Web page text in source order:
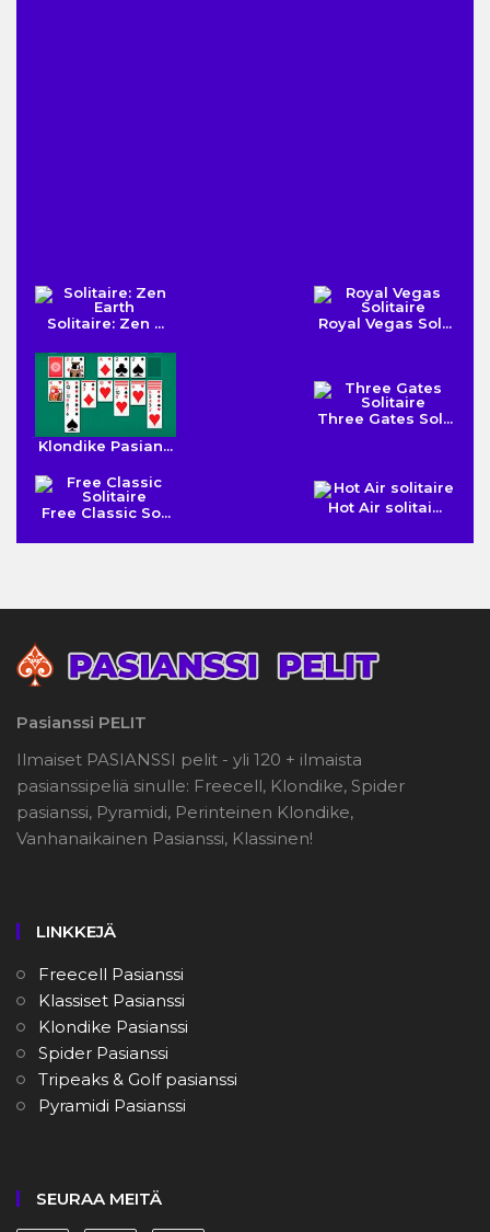
Solitaire: Zen ... Royal Vegas Sol...
Klondike Pasian...
Three Gates Sol...
Free Classic So... Hot Air solitai...
Pasianssi PELIT
Ilmaiset PASIANSSI pelit - yli 120 + ilmaista
pasianssipeliä sinulle: Freecell, Klondike, Spider
pasianssi, Pyramidi, Perinteinen Klondike,
Vanhanaikainen Pasianssi, Klassinen!
LINKKEJÄ
Freecell Pasianssi
Klassiset Pasianssi
Klondike Pasianssi
Spider Pasianssi
Tripeaks & Golf pasianssi
Pyramidi Pasianssi
SEURAA MEITÄ